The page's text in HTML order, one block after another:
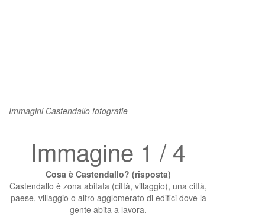
Immagini Castendallo fotografie
Immagine 1 / 4
Cosa è Castendallo? (risposta)
Castendallo è zona abitata (città, villaggio), una città,
paese, villaggio o altro agglomerato di edifici dove la
gente abita a lavora.